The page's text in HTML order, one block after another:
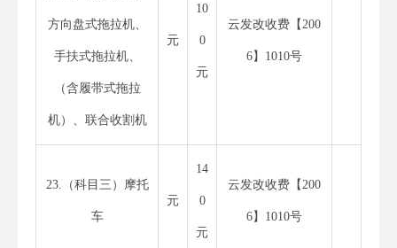
方向盘式拖拉机、
手扶式拖拉机、
（含履带式拖拉
机）、联合收割机
元
10
0
元
云发改收费【200
6】1010号
23.（科目三）摩托
车
元
14
0
元
云发改收费【200
6】1010号